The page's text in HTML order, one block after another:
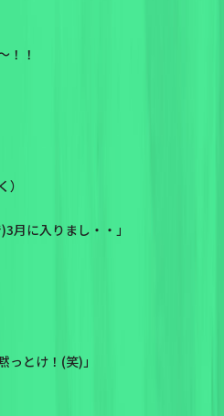
！！
月に入りまし・・」
っとけ！(笑)」